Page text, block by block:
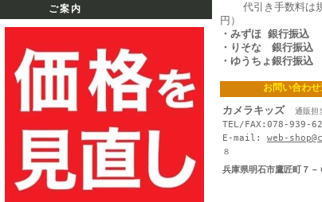
ご案内
代引き手数料は規
円）
・みずほ 銀行振込
・りそな 銀行振込
・ゆうちょ銀行振込
お問い合わ
カメラキッズ 通販担
TEL/FAX:078-939-
E-mail: web-
８
兵庫県明石市鷹匠町７－